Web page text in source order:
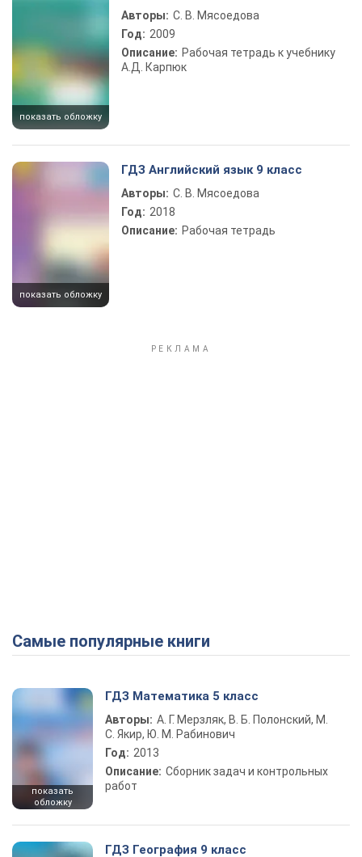
показать обложку
Авторы: С. В. Мясоедова
Год: 2009
Описание: Рабочая тетрадь к учебнику
А.Д. Карпюк
показать обложку
ГДЗ Английский язык 9 класс
Авторы: С. В. Мясоедова
Год: 2018
Описание: Рабочая тетрадь
Самые популярные книги
показать
обложку
ГДЗ Математика 5 класс
Авторы: А. Г. Мерзляк, В. Б. Полонский, М.
С. Якир, Ю. М. Рабинович
Год: 2013
Описание: Сборник задач и контрольных
работ
ГДЗ География 9 класс